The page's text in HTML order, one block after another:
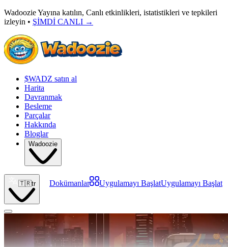
Wadoozie Yayına katılın, Canlı etkinlikleri, istatistikleri ve tepkileri
izleyin • ŞİMDİ CANLI →
$WADZ satın al
Harita
Davranmak
Besleme
Parçalar
Hakkında
Bloglar
Wadoozie
🇹🇷tr Dokümanlar Uygulamayı BaşlatUygulamayı Başlat